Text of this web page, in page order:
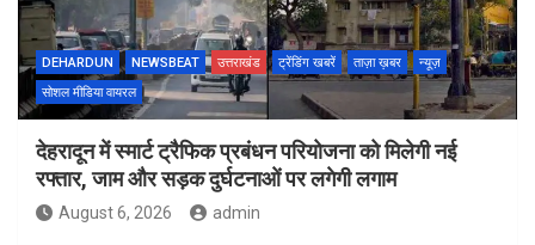
DEHARDUN NEWSBEAT उत्तराखंड ट्रेंडिंग खबरें ताज़ा ख़बर
न्यूज़
सोशल मीडिया वायरल
देहरादून में स्मार्ट ट्रैफिक प्रबंधन परियोजना को मिलेगी नई
रफ्तार, जाम और सड़क दुर्घटनाओं पर लगेगी लगाम
August 6, 2026 admin